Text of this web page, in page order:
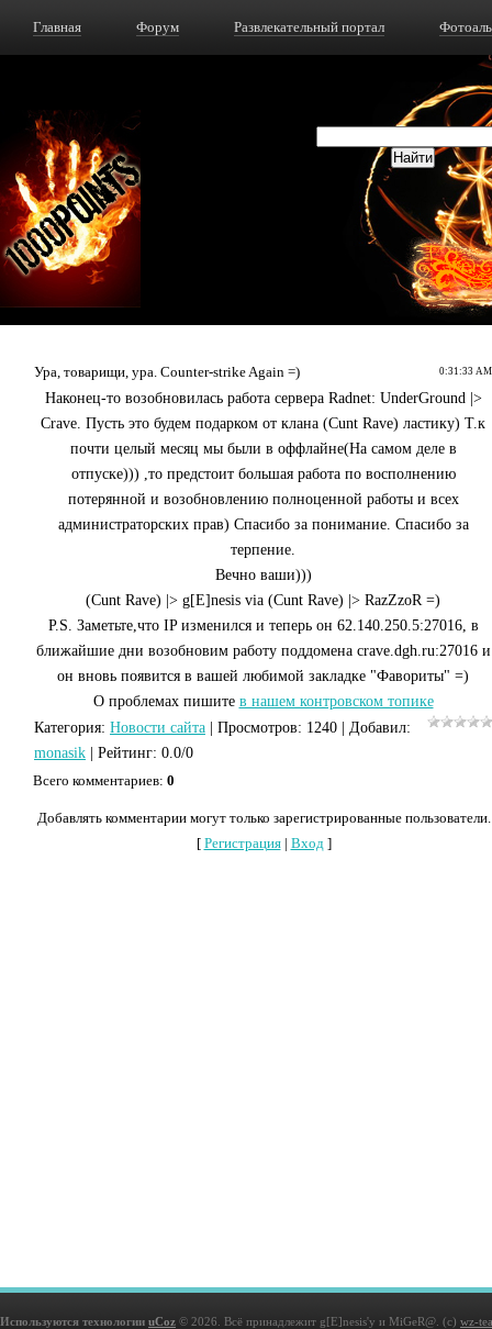
Главная Форум Развлекательный портал
0:31:33 AM
Ура, товарищи, ура. Counter-strike Again =)
Наконец-то возобновилась работа сервера Radnet: UnderGround |>
Crave. Пусть это будем подарком от клана (Cunt Rave) ластику) Т.к
почти целый месяц мы были в оффлайне(На самом деле в
отпуске))) ,то предстоит большая работа по восполнению
потерянной и возобновлению полноценной работы и всех
администраторских прав) Спасибо за понимание. Спасибо за
терпение.
Вечно ваши)))
(Cunt Rave) |> g[E]nesis via (Cunt Rave) |> RazZzoR =)
P.S. Заметьте,что IP изменился и теперь он 62.140.250.5:27016, в
ближайшие дни возобновим работу поддомена crave.dgh.ru:27016 и
он вновь появится в вашей любимой закладке "Фавориты" =)
О проблемах пишите в нашем контровском топике
Категория: Новости сайта Просмотров: 1240 | Добавил:
monasik
Рейтинг: 0.0/0
Всего комментариев: 0
Добавлять комментарии могут только зарегистрированные пользователи.
[ Регистрация| Вход]
Используются технологии uCoz © 2026. Всё принадлежит g[E]nesis'у и MiGeR@. (с) wz-